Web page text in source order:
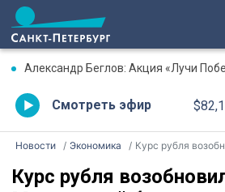
Александр Беглов: Акция «Лучи Победы» – дань памяти
Смотреть эфир
Новости Экономика Курс рубля
Курс рубля